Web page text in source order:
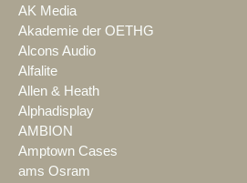
AK Media
Akademie der OETHG
Alcons Audio
Alfalite
Allen & Heath
Alphadisplay
AMBION
Amptown Cases
ams Osram